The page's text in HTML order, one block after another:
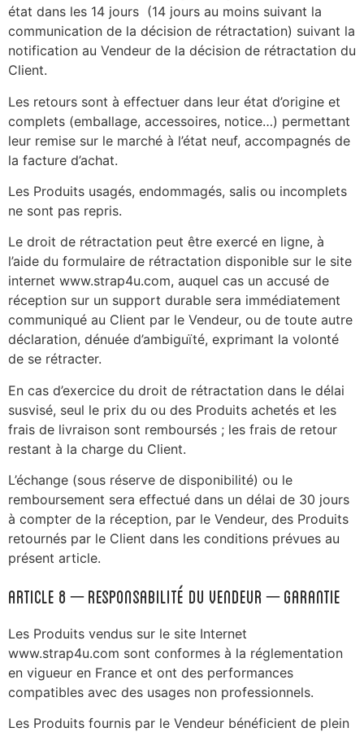
état dans les 14 jours (14 jours au moins suivant la
communication de la décision de rétractation) suivant la
notification au Vendeur de la décision de rétractation du
Client.
Les retours sont à effectuer dans leur état d’origine et
complets (emballage, accessoires, notice…) permettant
leur remise sur le marché à l’état neuf, accompagnés de
la facture d’achat.
Les Produits usagés, endommagés, salis ou incomplets
ne sont pas repris.
Le droit de rétractation peut être exercé en ligne, à
l’aide du formulaire de rétractation disponible sur le site
internet www.strap4u.com, auquel cas un accusé de
réception sur un support durable sera immédiatement
communiqué au Client par le Vendeur, ou de toute autre
déclaration, dénuée d’ambiguïté, exprimant la volonté
de se rétracter.
En cas d’exercice du droit de rétractation dans le délai
susvisé, seul le prix du ou des Produits achetés et les
frais de livraison sont remboursés ; les frais de retour
restant à la charge du Client.
L’échange (sous réserve de disponibilité) ou le
remboursement sera effectué dans un délai de 30 jours
à compter de la réception, par le Vendeur, des Produits
retournés par le Client dans les conditions prévues au
présent article.
ARTICLE 8 – Responsabilité du Vendeur – Garantie
Les Produits vendus sur le site Internet
www.strap4u.com sont conformes à la réglementation
en vigueur en France et ont des performances
compatibles avec des usages non professionnels.
Les Produits fournis par le Vendeur bénéficient de plein